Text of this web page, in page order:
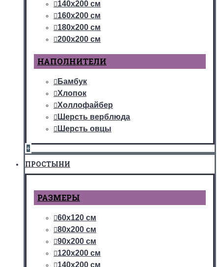
140х200 см
160х200 см
180х200 см
200х200 см
НАПОЛНИТЕЛИ
Бамбук
Хлопок
Холлофайбер
Шерсть верблюда
Шерсть овцы
+
ПРОСТЫНИ
РАЗМЕРЫ
60х120 см
80х200 см
90х200 см
120х200 см
140х200 см